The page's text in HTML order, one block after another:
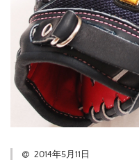
2014年5月11日